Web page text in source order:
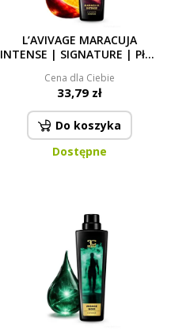
L’AVIVAGE MARACUJA
INTENSE | SIGNATURE | Płyn
Cena dla Ciebie
33,79 zł
Do koszyka
Dostępne